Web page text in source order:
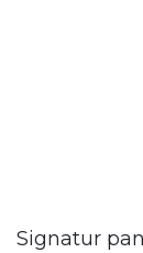
Signatur